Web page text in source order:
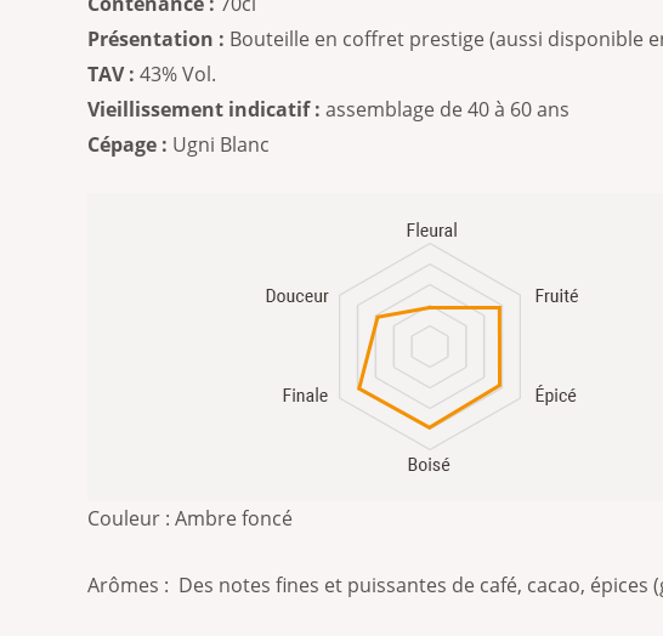
Présentation : Bouteille en coffret prestige (aussi disponible
TAV : 43% Vol.
Vieillissement indicatif : assemblage de 40 à 60 ans
Cépage : Ugni Blanc
Couleur : Ambre foncé
Arômes : Des notes fines et puissantes de café, cacao,